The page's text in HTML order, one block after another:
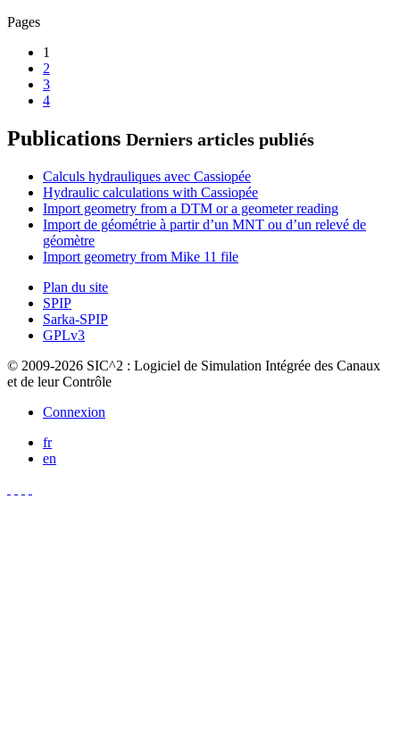
Pages
1
2
3
4
Publications Derniers articles publiés
Calculs hydrauliques avec Cassiopée
Hydraulic calculations with Cassiopée
Import geometry from a DTM or a geometer reading
Import de géométrie à partir d’un MNT ou d’un relevé de
géomètre
Import geometry from Mike 11 file
Plan du site
SPIP
Sarka-SPIP
GPLv3
© 2009-2026 SIC^2 : Logiciel de Simulation Intégrée des Canaux
et de leur Contrôle
Connexion
fr
en